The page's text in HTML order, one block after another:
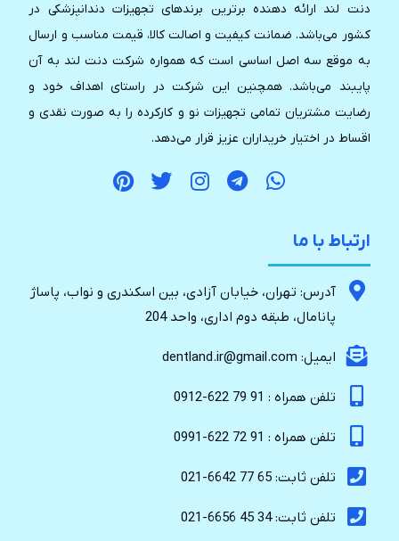
دنت لند ارائه دهنده برترین برندهای تجهیزات دندانپزشکی در
کشور می‌باشد. ضمانت کیفیت و اصالت کالا، قیمت مناسب و ارسال
به موقع سه اصل اساسی است که همواره شرکت دنت لند به آن
پایبند می‌باشد. همچنین این شرکت در راستای اهداف خود و
رضایت مشتریان تمامی تجهیزات نو و کارکرده را به صورت نقدی و
اقساط در اختیار خریداران عزیز قرار می‌دهد.
ارتباط با ما
آدرس: تهران، خیابان آزادی، بین اسکندری و نواب، پاساژ
پانامال، طبقه دوم اداری، واحد 204
ایمیل: dentland.ir@gmail.com
تلفن همراه : 91 79 622-0912
تلفن همراه : 91 72 622-0991
تلفن ثابت: 65 77 6642-021
تلفن ثابت: 34 45 6656-021